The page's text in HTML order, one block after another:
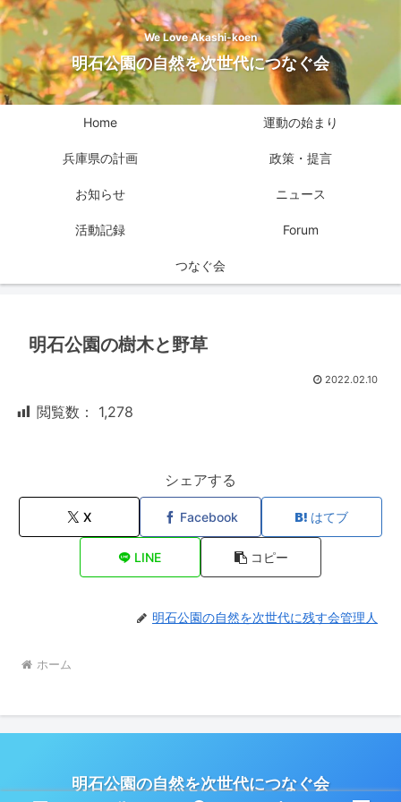
We Love Akashi-koen
明石公園の自然を次世代につなぐ会
Home 運動の始まり
兵庫県の計画 政策・提言
お知らせ ニュース
活動記録 Forum
つなぐ会
明石公園の樹木と野草
2022.02.10
閲覧数： 1,278
シェアする
X Facebook はてブ
LINE コピー
明石公園の自然を次世代に残す会管理人
ホーム
明石公園の自然を次世代につなぐ会